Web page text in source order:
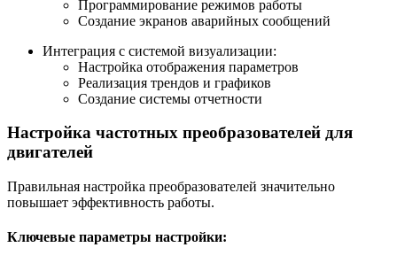
Программирование режимов работы
Создание экранов аварийных сообщений
Интеграция с системой визуализации:
Настройка отображения параметров
Реализация трендов и графиков
Создание системы отчетности
Настройка частотных преобразователей для
двигателей
Правильная настройка преобразователей значительно
повышает эффективность работы.
Ключевые параметры настройки: